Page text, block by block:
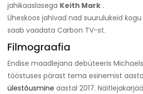
jahikaaslasega Keith Mark .
Üheskoos jahivad nad suurulukeid
saab vaadata Carbon TV-st.
Filmograafia
Endise maadlejana debüteeris
tööstuses pärast tema esinemist
ülestõusmine aastal 2017.